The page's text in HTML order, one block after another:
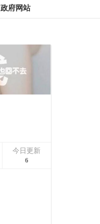
政府网站
今日更新
6